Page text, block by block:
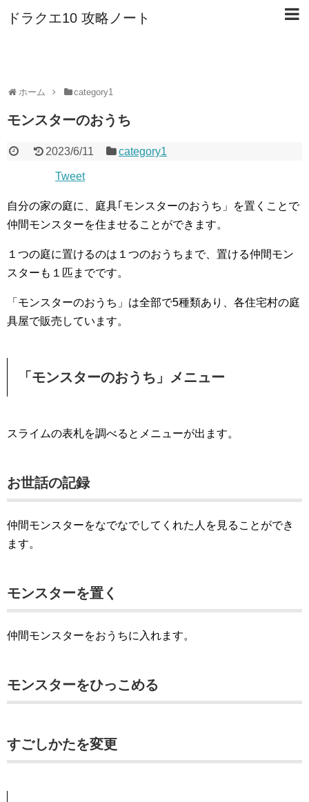
ドラクエ10 攻略ノート
ホーム category1
モンスターのおうち
2023/6/11 category1
Tweet
自分の家の庭に、庭具｢モンスターのおうち」を置くことで
仲間モンスターを住ませることができます。
１つの庭に置けるのは１つのおうちまで、置ける仲間モン
スターも１匹までです。
「モンスターのおうち」は全部で5種類あり、各住宅村の庭
具屋で販売しています。
「モンスターのおうち」メニュー
スライムの表札を調べるとメニューが出ます。
お世話の記録
仲間モンスターをなでなでしてくれた人を見ることができ
ます。
モンスターを置く
仲間モンスターをおうちに入れます。
モンスターをひっこめる
すごしかたを変更